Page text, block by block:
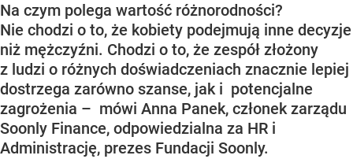
Na czym polega wartość różnorodności?
Nie chodzi o to, że kobiety podejmują inne decyzje
niż mężczyźni. Chodzi o to, że zespół złożony
z ludzi o różnych doświadczeniach znacznie lepiej
dostrzega zarówno szanse, jak i potencjalne
zagrożenia – mówi Anna Panek, członek zarządu
Soonly Finance, odpowiedzialna za HR i
Administrację, prezes Fundacji Soonly.